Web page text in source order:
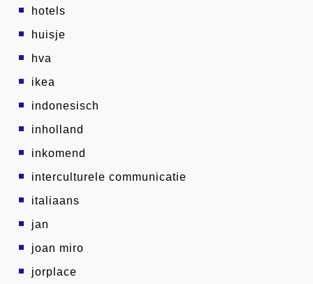
hotels
huisje
hva
ikea
indonesisch
inholland
inkomend
interculturele communicatie
italiaans
jan
joan miro
jorplace